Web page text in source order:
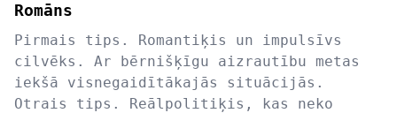
Romāns
Pirmais tips. Romantiķis un impulsīvs
cilvēks. Ar bērnišķīgu aizrautību metas
iekšā visnegaidītākajās situācijās.
Otrais tips. Reālpolitiķis, kas neko